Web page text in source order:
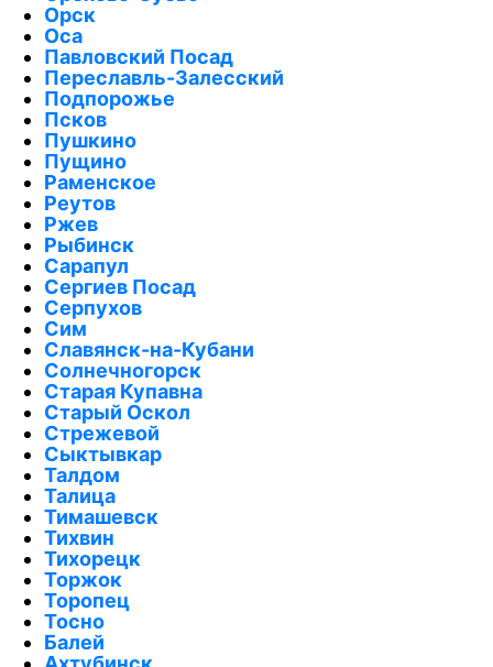
Орск
Оса
Павловский Посад
Переславль-Залесский
Подпорожье
Псков
Пушкино
Пущино
Раменское
Реутов
Ржев
Рыбинск
Сарапул
Сергиев Посад
Серпухов
Сим
Славянск-на-Кубани
Солнечногорск
Старая Купавна
Старый Оскол
Стрежевой
Сыктывкар
Талдом
Талица
Тимашевск
Тихвин
Тихорецк
Торжок
Торопец
Тосно
Балей